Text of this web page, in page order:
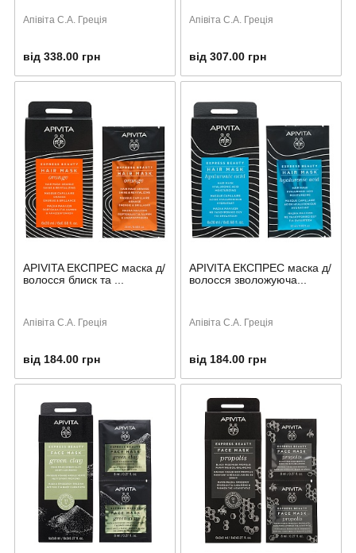
Апівіта С.А. Греція
від 338.00 грн
Апівіта С.А. Греція
від 307.00 грн
APIVITA ЕКСПРЕС маска д/
волосся блиск та ...
Апівіта С.А. Греція
від 184.00 грн
APIVITA ЕКСПРЕС маска д/
волосся зволожуюча...
Апівіта С.А. Греція
від 184.00 грн